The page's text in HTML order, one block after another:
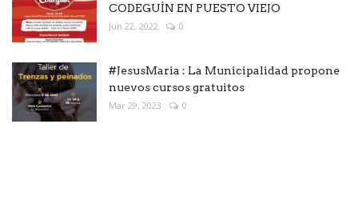
CODEGUÍN EN PUESTO VIEJO
Jun 22, 2022 0
#JesusMaria : La Municipalidad propone
nuevos cursos gratuitos
Mar 29, 2023 0